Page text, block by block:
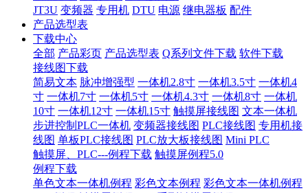
JT3U 变频器 专用机 DTU 电源 继电器板 配件
产品选型表
下载中心
全部 产品彩页 产品选型表 Q系列文件下载 软件下载
接线图下载
简易文本 脉冲增强型 一体机2.8寸 一体机3.5寸 一体机4
寸 一体机7寸 一体机5寸 一体机4.3寸 一体机8寸 一体机
10寸 一体机12寸 一体机15寸 触摸屏接线图 文本一体机
步进控制PLC一体机 变频器接线图 PLC接线图 专用机接
线图 单板PLC接线图 PLC放大板接线图 Mini PLC
触摸屏、PLC---例程下载 触摸屏例程5.0
例程下载
单色文本一体机例程 彩色文本例程 彩色文本一体机例程